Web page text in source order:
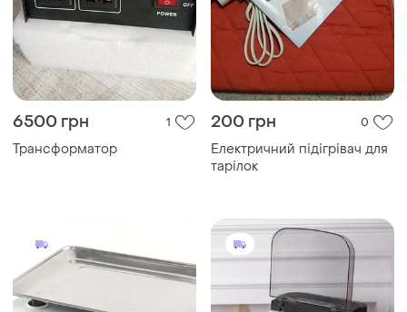
6500 грн 1
Трансформатор
200 грн 0
Електричний підігрівач для
тарілок